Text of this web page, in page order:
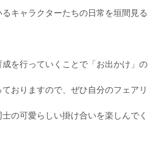
キャラクターたちの日常を垣間見る
を行っていくことで「お出かけ」の
おりますので、ぜひ自分のフェアリ
の可愛らしい掛け合いを楽しんでく